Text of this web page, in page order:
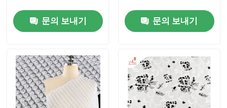
제품
문의 보내기 문의 보내기